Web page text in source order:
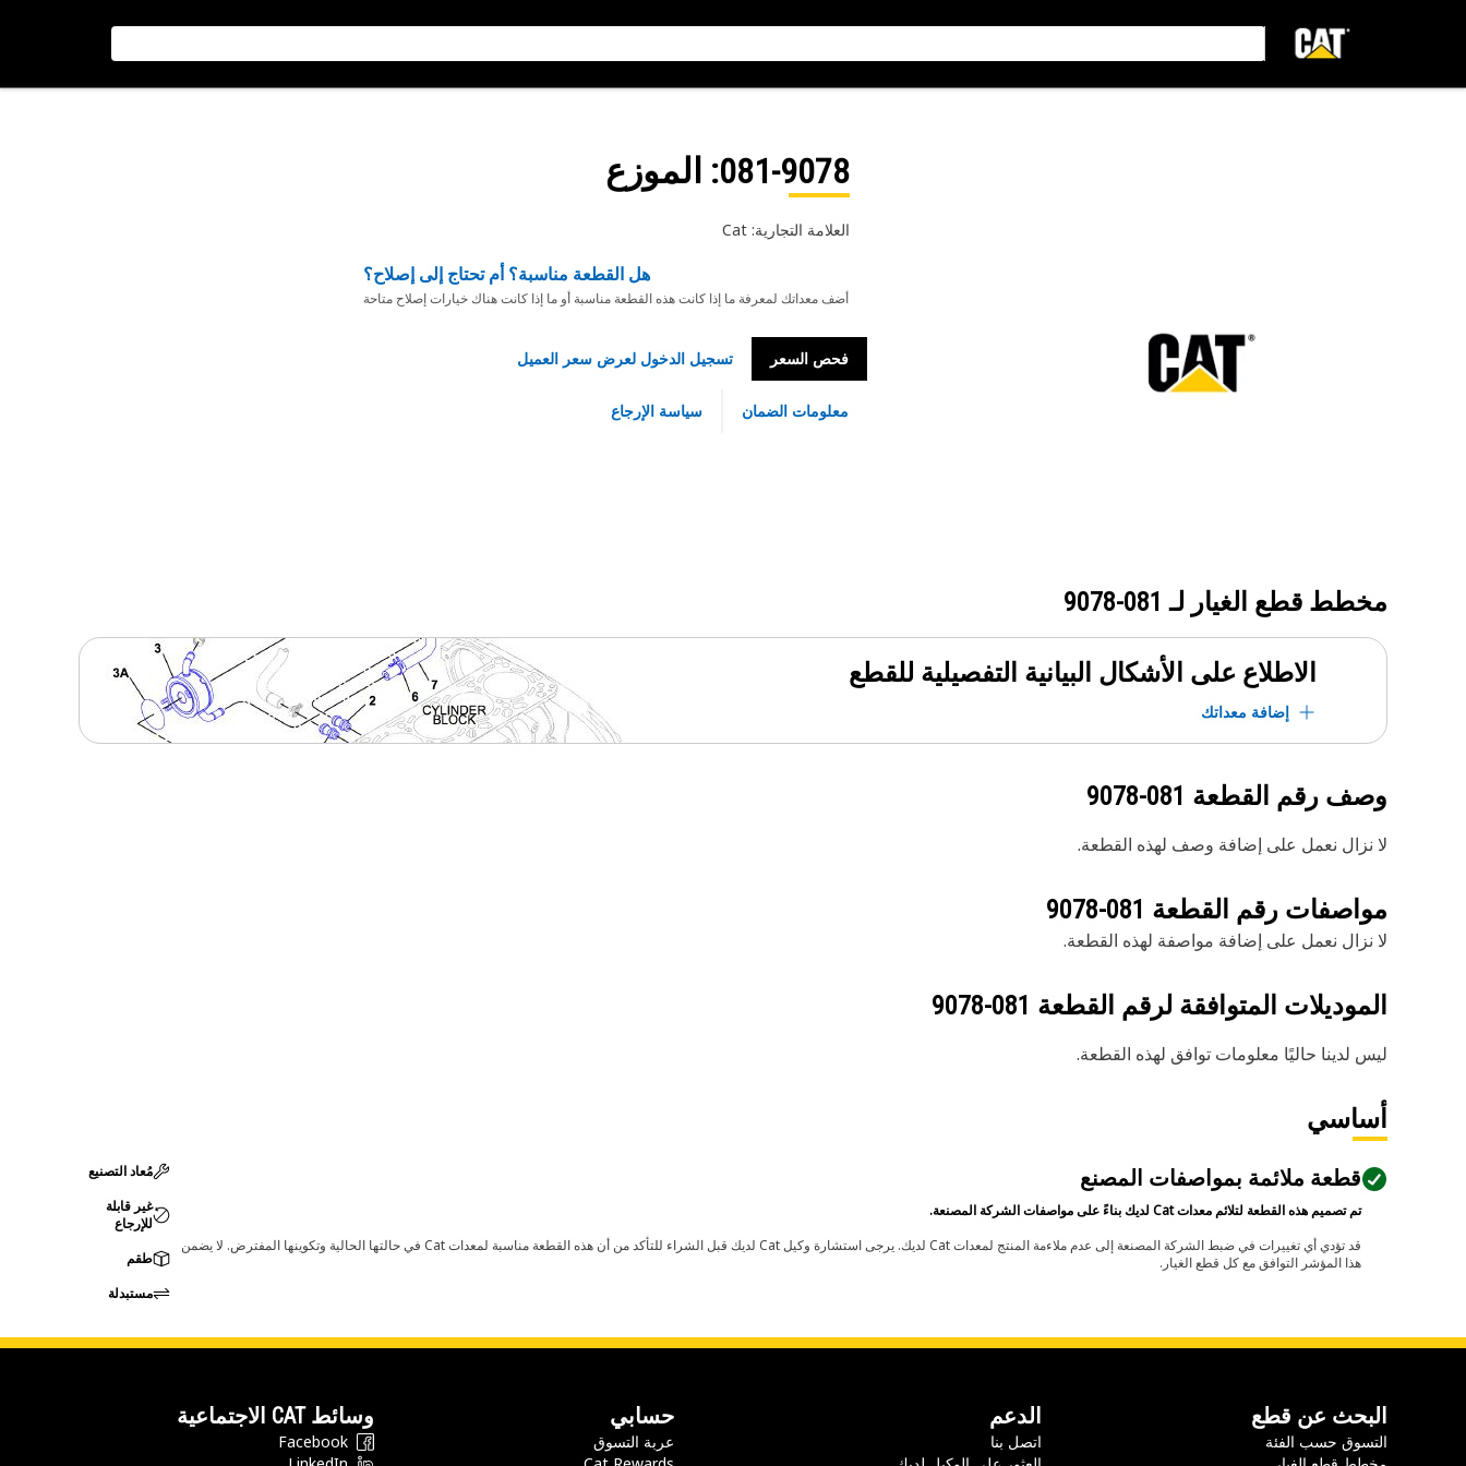
081-9078: الموزع
العلامة التجارية: Cat
هل القطعة مناسبة؟ أم تحتاج إلى إصلاح؟
أضف معداتك لمعرفة ما إذا كانت هذه القطعة مناسبة أو ما إذا كانت هناك خيارات إصلاح متاحة
فحص السعر تسجيل الدخول لعرض سعر العميل
معلومات الضمان سياسة الإرجاع
مخطط قطع الغيار لـ 081-9078
الاطلاع على الأشكال البيانية التفصيلية للقطع
إضافة معداتك
وصف رقم القطعة 081-9078
لا نزال نعمل على إضافة وصف لهذه القطعة.
مواصفات رقم القطعة 081-9078
لا نزال نعمل على إضافة مواصفة لهذه القطعة.
الموديلات المتوافقة لرقم القطعة 081-9078
ليس لدينا حاليًا معلومات توافق لهذه القطعة.
أساسي
قطعة ملائمة بمواصفات المصنع
تم تصميم هذه القطعة لتلائم معدات Cat لديك بناءً على مواصفات الشركة المصنعة.
قد تؤدي أي تغييرات في ضبط الشركة المصنعة إلى عدم ملاءمة المنتج لمعدات Cat لديك. يرجى استشارة وكيل Cat لديك قبل الشراء للتأكد من أن هذه القطعة مناسبة لمعدات Cat في حالتها الحالية وتكوينها المفترض. لا يضمن
هذا المؤشر التوافق مع كل قطع الغيار.
مُعاد التصنيع
غير قابلة
للإرجاع
طقم
مستبدلة
البحث عن قطع
التسوق حسب الفئة
الدعم
اتصل بنا
حسابي
عربة التسوق
وسائط CAT الاجتماعية
Facebook